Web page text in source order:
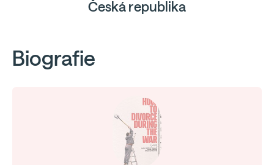
Česká republika
Biografie